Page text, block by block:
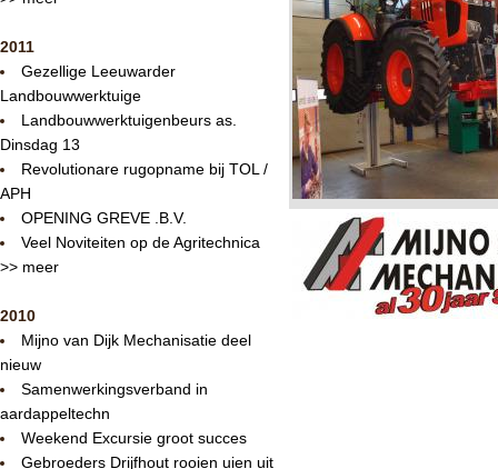
2011
Gezellige Leeuwarder
Landbouwwerktuige
Landbouwwerktuigenbeurs as.
Dinsdag 13
Revolutionare rugopname bij TOL /
APH
OPENING GREVE .B.V.
Veel Noviteiten op de Agritechnica
>> meer
2010
Mijno van Dijk Mechanisatie deel
nieuw
Samenwerkingsverband in
aardappeltechn
Weekend Excursie groot succes
Gebroeders Drijfhout rooien uien uit